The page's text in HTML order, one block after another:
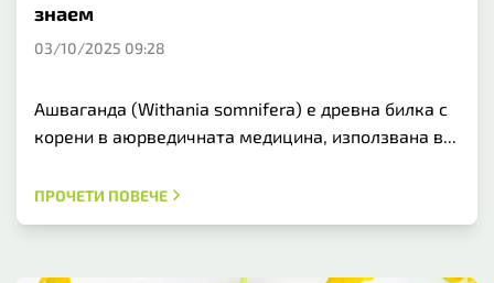
знаем
03/10/2025 09:28
Ашваганда (Withania somnifera) е древна билка с
корени в аюрведичната медицина, използвана в...
ПРОЧЕТИ ПОВЕЧЕ